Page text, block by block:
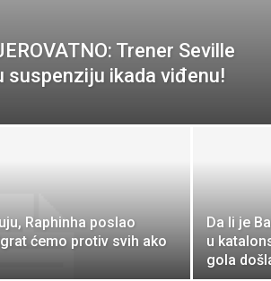
Trener Seville
suspenziju ikada viđenu!
Raphinha poslao
ćemo protiv svih ako
Da li je
u
gola